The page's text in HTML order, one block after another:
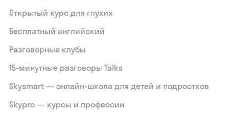
Открытый курс для глухих
Бесплатный английский
Разговорные клубы
15‑минутные разговоры Talks
Skysmart — онлайн-школа для детей и подростков
Skypro — курсы и профессии